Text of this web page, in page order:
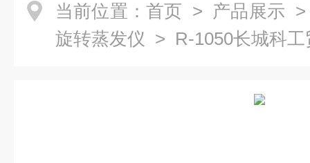
当前位置： 首页 > 产品展示
旋转蒸发仪 > R-1050长城科